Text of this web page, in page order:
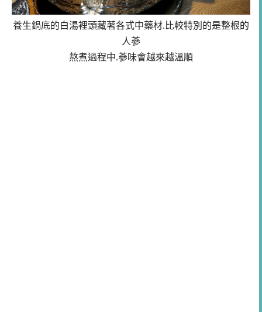
養生鍋底的白湯裡頭藏著各式中藥材.比較特別的是整根的
人蔘
熬煮過程中.蔘味會越來越溫順